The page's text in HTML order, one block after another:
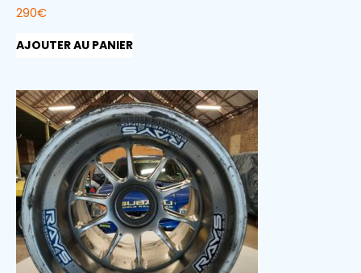
290€
AJOUTER AU PANIER